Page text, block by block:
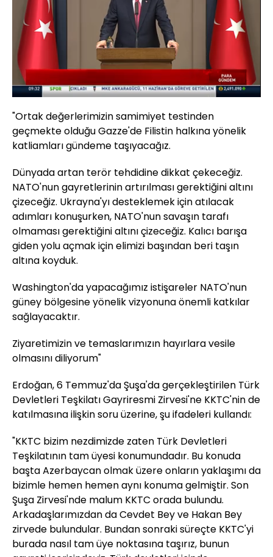
Sesi
Aç
:
5.26%
Oynatma
Hızı
"Ortak değerlerimizin samimiyet testinden
geçmekte olduğu Gazze'de Filistin halkına yönelik
katliamları gündeme taşıyacağız.
Dünyada artan terör tehdidine dikkat çekeceğiz.
NATO'nun gayretlerinin artırılması gerektiğini altını
çizeceğiz. Ukrayna'yı desteklemek için atılacak
adımları konuşurken, NATO'nun savaşın tarafı
olmaması gerektiğini altını çizeceğiz. Kalıcı barışa
giden yolu açmak için elimizi başından beri taşın
altına koyduk.
Washington'da yapacağımız istişareler NATO'nun
güney bölgesine yönelik vizyonuna önemli katkılar
sağlayacaktır.
Ziyaretimizin ve temaslarımızın hayırlara vesile
olmasını diliyorum"
Erdoğan, 6 Temmuz'da Şuşa'da gerçekleştirilen Türk
Devletleri Teşkilatı Gayriresmi Zirvesi'ne KKTC'nin de
katılmasına ilişkin soru üzerine, şu ifadeleri kullandı:
"KKTC bizim nezdimizde zaten Türk Devletleri
Teşkilatının tam üyesi konumundadır. Bu konuda
başta Azerbaycan olmak üzere onların yaklaşımı da
bizimle hemen hemen aynı konuma gelmiştir. Son
Şuşa Zirvesi'nde malum KKTC orada bulundu.
Arkadaşlarımızdan da Cevdet Bey ve Hakan Bey
zirvede bulundular. Bundan sonraki süreçte KKTC'yi
burada nasıl tam üye noktasına taşırız, bunun